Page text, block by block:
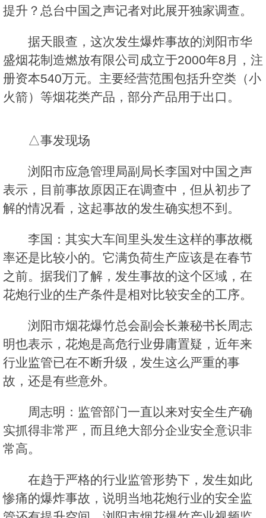
提升？总台中国之声记者对此展开独家调查。
据天眼查，这次发生爆炸事故的浏阳市华
盛烟花制造燃放有限公司成立于2000年8月，注
册资本540万元。主要经营范围包括升空类（小
火箭）等烟花类产品，部分产品用于出口。
△事发现场
浏阳市应急管理局副局长李国对中国之声
表示，目前事故原因正在调查中，但从初步了
解的情况看，这起事故的发生确实想不到。
李国：其实大车间里头发生这样的事故概
率还是比较小的。它满负荷生产应该是在春节
之前。据我们了解，发生事故的这个区域，在
花炮行业的生产条件是相对比较安全的工序。
浏阳市烟花爆竹总会副会长兼秘书长周志
明也表示，花炮是高危行业毋庸置疑，近年来
行业监管已在不断升级，发生这么严重的事
故，还是有些意外。
周志明：监管部门一直以来对安全生产确
实抓得非常严，而且绝大部分企业安全意识非
常高。
在趋于严格的行业监管形势下，发生如此
惨痛的爆炸事故，说明当地花炮行业的安全监